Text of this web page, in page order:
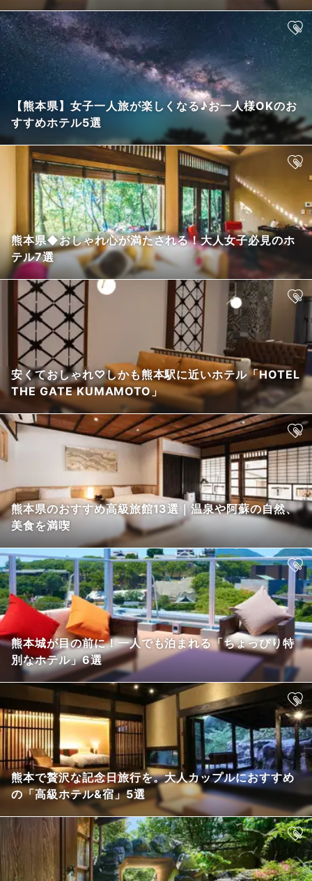
【熊本県】女子一人旅が楽しくなる♪お一人様OKのお
すすめホテル5選
熊本県◆おしゃれ心が満たされる！大人女子必見のホ
テル7選
安くておしゃれ♡しかも熊本駅に近いホテル「HOTEL
THE GATE KUMAMOTO」
熊本県のおすすめ高級旅館13選｜温泉や阿蘇の自然、
美食を満喫
熊本城が目の前に！一人でも泊まれる「ちょっぴり特
別なホテル」6選
熊本で贅沢な記念日旅行を。大人カップルにおすすめ
の「高級ホテル&宿」5選